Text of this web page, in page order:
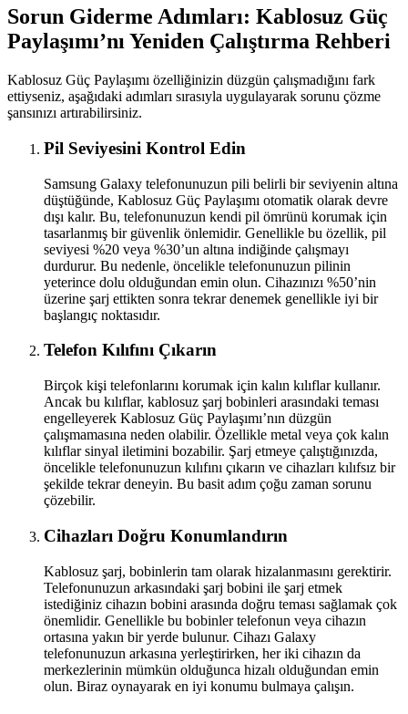
Sorun Giderme Adımları: Kablosuz Güç
Paylaşımı’nı Yeniden Çalıştırma Rehberi
Kablosuz Güç Paylaşımı özelliğinizin düzgün çalışmadığını fark
ettiyseniz, aşağıdaki adımları sırasıyla uygulayarak sorunu çözme
şansınızı artırabilirsiniz.
Pil Seviyesini Kontrol Edin
Samsung Galaxy telefonunuzun pili belirli bir seviyenin altına
düştüğünde, Kablosuz Güç Paylaşımı otomatik olarak devre
dışı kalır. Bu, telefonunuzun kendi pil ömrünü korumak için
tasarlanmış bir güvenlik önlemidir. Genellikle bu özellik, pil
seviyesi %20 veya %30’un altına indiğinde çalışmayı
durdurur. Bu nedenle, öncelikle telefonunuzun pilinin
yeterince dolu olduğundan emin olun. Cihazınızı %50’nin
üzerine şarj ettikten sonra tekrar denemek genellikle iyi bir
başlangıç noktasıdır.
Telefon Kılıfını Çıkarın
Birçok kişi telefonlarını korumak için kalın kılıflar kullanır.
Ancak bu kılıflar, kablosuz şarj bobinleri arasındaki teması
engelleyerek Kablosuz Güç Paylaşımı’nın düzgün
çalışmamasına neden olabilir. Özellikle metal veya çok kalın
kılıflar sinyal iletimini bozabilir. Şarj etmeye çalıştığınızda,
öncelikle telefonunuzun kılıfını çıkarın ve cihazları kılıfsız bir
şekilde tekrar deneyin. Bu basit adım çoğu zaman sorunu
çözebilir.
Cihazları Doğru Konumlandırın
Kablosuz şarj, bobinlerin tam olarak hizalanmasını gerektirir.
Telefonunuzun arkasındaki şarj bobini ile şarj etmek
istediğiniz cihazın bobini arasında doğru teması sağlamak çok
önemlidir. Genellikle bu bobinler telefonun veya cihazın
ortasına yakın bir yerde bulunur. Cihazı Galaxy
telefonunuzun arkasına yerleştirirken, her iki cihazın da
merkezlerinin mümkün olduğunca hizalı olduğundan emin
olun. Biraz oynayarak en iyi konumu bulmaya çalışın.